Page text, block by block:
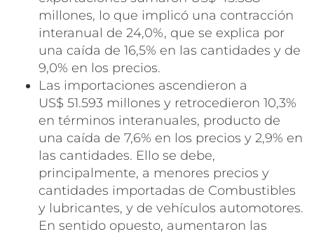
millones, lo que implicó una contracción
interanual de 24,0%, que se explica por
una caída de 16,5% en las cantidades y de
9,0% en los precios.
Las importaciones ascendieron a
US$ 51.593 millones y retrocedieron 10,3%
en términos interanuales, producto de
una caída de 7,6% en los precios y 2,9% en
las cantidades. Ello se debe,
principalmente, a menores precios y
cantidades importadas de Combustibles
y lubricantes, y de vehículos automotores.
En sentido opuesto, aumentaron las